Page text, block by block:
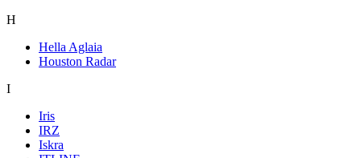
H
Hella Aglaia
Houston Radar
I
Iris
IRZ
Iskra